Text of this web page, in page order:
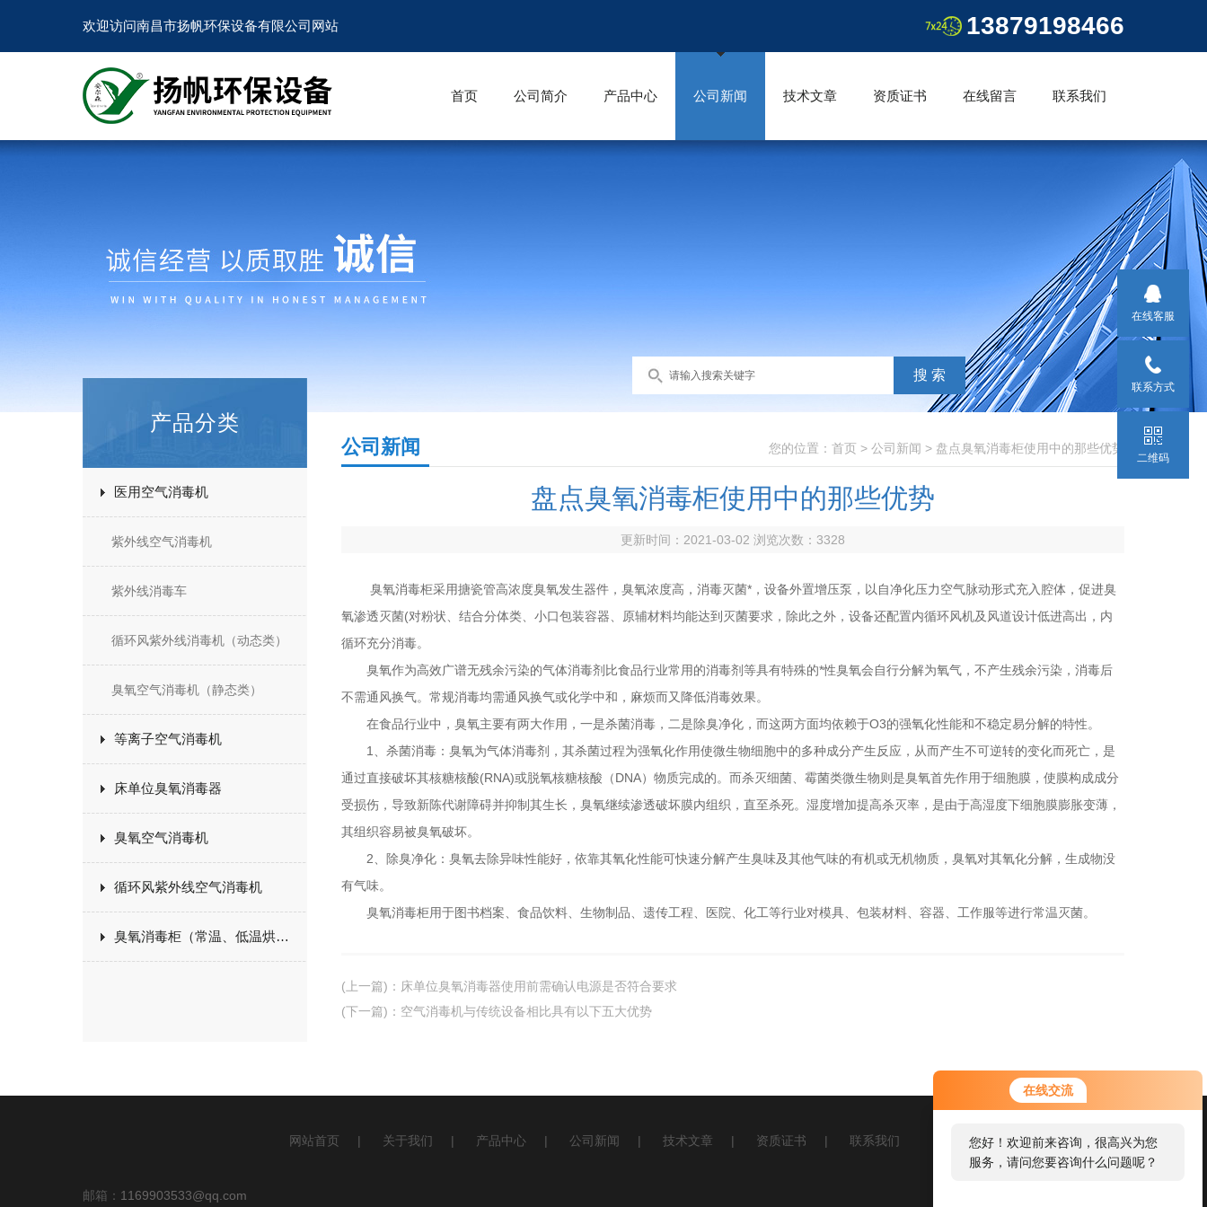
在线交流
您好！欢迎前来咨询，很高兴为您
服务，请问您要咨询什么问题呢？
欢迎访问南昌市扬帆环保设备有限公司网站 13879198466
首页 公司简介 产品中心 公司新闻 技术文章 资质证书 在线留言 联系我们
产品分类
医用空气消毒机
紫外线空气消毒机
紫外线消毒车
循环风紫外线消毒机（动态类）
臭氧空气消毒机（静态类）
等离子空气消毒机
床单位臭氧消毒器
臭氧空气消毒机
循环风紫外线空气消毒机
臭氧消毒柜（常温、低温烘干）
您的位置： 首页 > 公司新闻 > 盘点臭氧消毒柜使用中的那些优势
公司新闻
盘点臭氧消毒柜使用中的那些优势
更新时间：2021-03-02 浏览次数： 3328
臭氧消毒柜采用搪瓷管高浓度臭氧发生器件，臭氧浓度高，消毒灭菌*，设备外置增压泵，以自净化压力空气脉动形式充入腔体，促进臭
氧渗透灭菌(对粉状、结合分体类、小口包装容器、原辅材料均能达到灭菌要求，除此之外，设备还配置内循环风机及风道设计低进高出，内
循环充分消毒。
臭氧作为高效广谱无残余污染的气体消毒剂比食品行业常用的消毒剂等具有特殊的*性臭氧会自行分解为氧气，不产生残余污染，消毒后
不需通风换气。常规消毒均需通风换气或化学中和，麻烦而又降低消毒效果。
在食品行业中，臭氧主要有两大作用，一是杀菌消毒，二是除臭净化，而这两方面均依赖于O3的强氧化性能和不稳定易分解的特性。
1、杀菌消毒：臭氧为气体消毒剂，其杀菌过程为强氧化作用使微生物细胞中的多种成分产生反应，从而产生不可逆转的变化而死亡，是
通过直接破坏其核糖核酸(RNA)或脱氧核糖核酸（DNA）物质完成的。而杀灭细菌、霉菌类微生物则是臭氧首先作用于细胞膜，使膜构成成分
受损伤，导致新陈代谢障碍并抑制其生长，臭氧继续渗透破坏膜内组织，直至杀死。湿度增加提高杀灭率，是由于高湿度下细胞膜膨胀变薄，
其组织容易被臭氧破坏。
2、除臭净化：臭氧去除异味性能好，依靠其氧化性能可快速分解产生臭味及其他气味的有机或无机物质，臭氧对其氧化分解，生成物没
有气味。
臭氧消毒柜用于图书档案、食品饮料、生物制品、遗传工程、医院、化工等行业对模具、包装材料、容器、工作服等进行常温灭菌。
(上一篇) ： 床单位臭氧消毒器使用前需确认电源是否符合要求
(下一篇) ： 空气消毒机与传统设备相比具有以下五大优势
网站首页 | 关于我们 | 产品中心 | 公司新闻 | 技术文章 | 资质证书 | 联系我们
邮箱： 1169903533@qq.com
在线客服
联系方式
二维码